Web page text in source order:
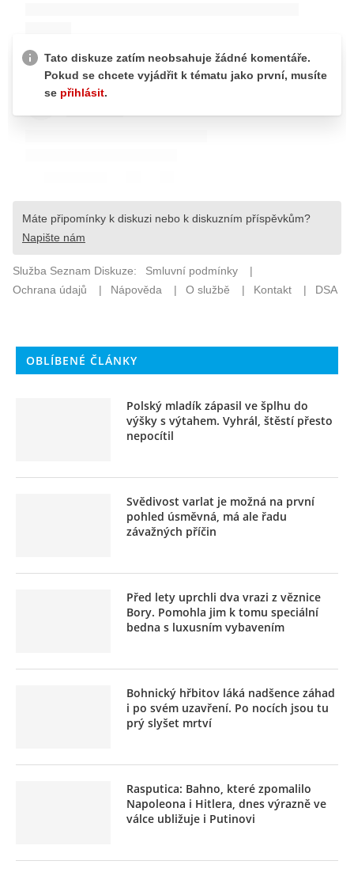
OBLÍBENÉ ČLÁNKY
Polský mladík zápasil ve šplhu do
výšky s výtahem. Vyhrál, štěstí přesto
nepocítil
Svědivost varlat je možná na první
pohled úsměvná, má ale řadu
závažných příčin
Před lety uprchli dva vrazi z věznice
Bory. Pomohla jim k tomu speciální
bedna s luxusním vybavením
Bohnický hřbitov láká nadšence záhad
i po svém uzavření. Po nocích jsou tu
prý slyšet mrtví
Rasputica: Bahno, které zpomalilo
Napoleona i Hitlera, dnes výrazně ve
válce ubližuje i Putinovi